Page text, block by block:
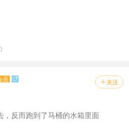
 关注
员 
，反而跑到了马桶的水箱里面